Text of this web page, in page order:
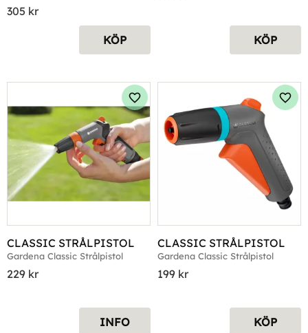
305 kr
KÖP KÖP
CLASSIC STRÅLPISTOL
Gardena Classic Strålpistol
229 kr
Lägg till i favoriter
INFO
CLASSIC STRÅLPISTOL
Gardena Classic Strålpistol
199 kr
KÖP